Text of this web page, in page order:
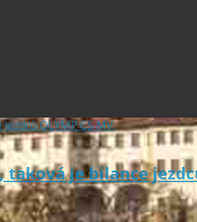
je bilance